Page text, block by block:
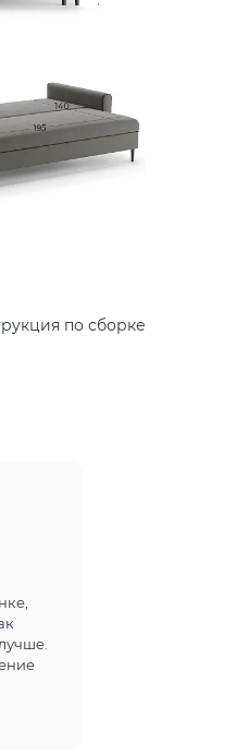
по сборке